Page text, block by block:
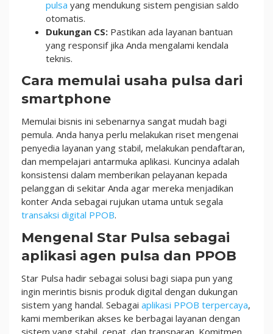
pulsa yang mendukung sistem pengisian saldo
otomatis.
Dukungan CS: Pastikan ada layanan bantuan
yang responsif jika Anda mengalami kendala
teknis.
Cara memulai usaha pulsa dari
smartphone
Memulai bisnis ini sebenarnya sangat mudah bagi
pemula. Anda hanya perlu melakukan riset mengenai
penyedia layanan yang stabil, melakukan pendaftaran,
dan mempelajari antarmuka aplikasi. Kuncinya adalah
konsistensi dalam memberikan pelayanan kepada
pelanggan di sekitar Anda agar mereka menjadikan
konter Anda sebagai rujukan utama untuk segala
transaksi digital PPOB.
Mengenal Star Pulsa sebagai
aplikasi agen pulsa dan PPOB
Star Pulsa hadir sebagai solusi bagi siapa pun yang
ingin merintis bisnis produk digital dengan dukungan
sistem yang handal. Sebagai aplikasi PPOB terpercaya,
kami memberikan akses ke berbagai layanan dengan
sistem yang stabil, cepat, dan transparan. Komitmen